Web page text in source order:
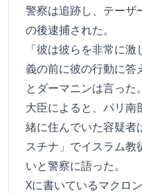
警察は追跡し、テーザ
の後逮捕された。
「彼は彼らを非常に
義の前に彼の行動に答
とダーマニンは言った。
大臣によると、パリ南
緒に住んでいた容疑者
スチナ」でイスラム教
いと警察に語った。
Xに書いているマクロ